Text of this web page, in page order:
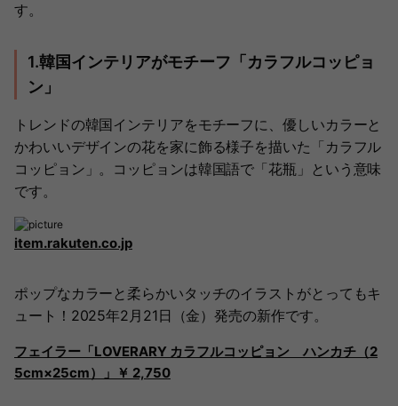
す。
1.韓国インテリアがモチーフ「カラフルコッピョ
ン」
トレンドの韓国インテリアをモチーフに、優しいカラーと
かわいいデザインの花を家に飾る様子を描いた「カラフル
コッピョン」。コッピョンは韓国語で「花瓶」という意味
です。
item.rakuten.co.jp
ポップなカラーと柔らかいタッチのイラストがとってもキ
ュート！2025年2月21日（金）発売の新作です。
フェイラー「LOVERARY カラフルコッピョン ハンカチ（2
5cm×25cm）」￥ 2,750